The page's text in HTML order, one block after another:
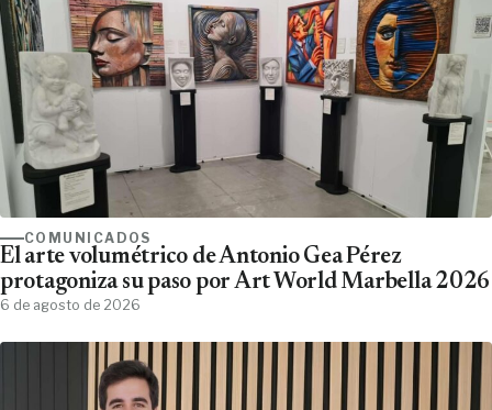
COMUNICADOS
El arte volumétrico de Antonio Gea Pérez
protagoniza su paso por Art World Marbella 2026
6 de agosto de 2026